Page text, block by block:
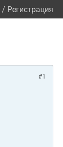
/ Регистрация
#1